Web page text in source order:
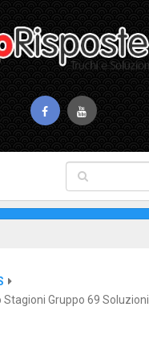
Gruppo 69 Soluzioni